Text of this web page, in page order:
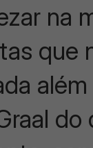
na
que